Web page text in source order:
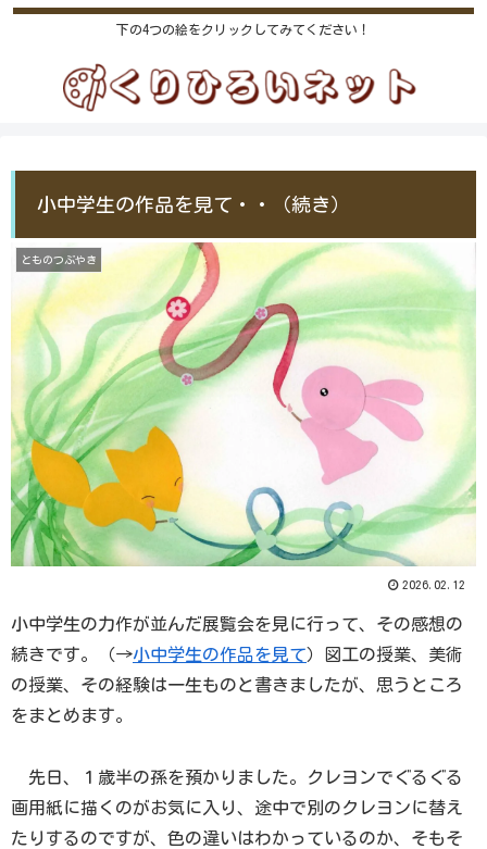
下の4つの絵をクリックしてみてください！
小中学生の作品を見て・・（続き）
とものつぶやき
2026.02.12
小中学生の力作が並んだ展覧会を見に行って、その感想の
続きです。（→小中学生の作品を見て）図工の授業、美術
の授業、その経験は一生ものと書きましたが、思うところ
をまとめます。
先日、１歳半の孫を預かりました。クレヨンでぐるぐる
画用紙に描くのがお気に入り、途中で別のクレヨンに替え
たりするのですが、色の違いはわかっているのか、そもそ